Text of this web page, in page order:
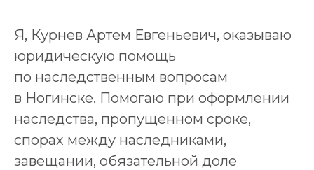
Я, Курнев Артем Евгеньевич, оказываю
юридическую помощь
по наследственным вопросам
в Ногинске. Помогаю при оформлении
наследства, пропущенном сроке,
спорах между наследниками,
завещании, обязательной доле